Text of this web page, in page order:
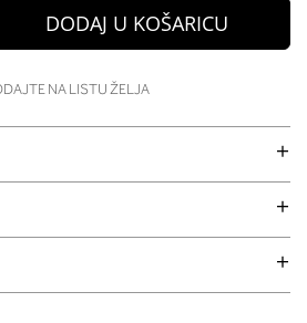
DODAJ U KOŠARICU
NA LISTU ŽELJA